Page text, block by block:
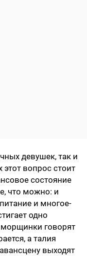
девушек, так и
вопрос стоит
состояние
что можно: и
и многое-
одно
говорят
а талия
выходят